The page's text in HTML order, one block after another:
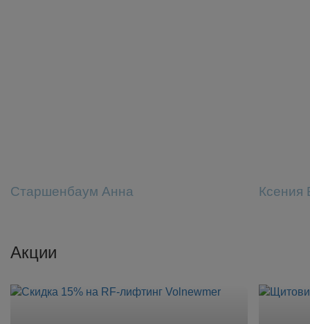
Старшенбаум Анна Ксения
Акции